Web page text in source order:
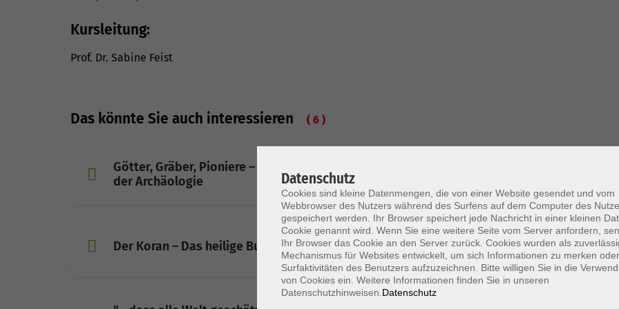
Kursleitung:
Prof. Dr. Sabine Feist
Das könnte Sie auch interessieren ( 6 )
Götter, Gräber, Pioniere – Die Faszination
der Archäologie
13,00€
Der Koran – Das heilige Buch im Alltag
Mi. 09.12.2026 18:00 , 1 Termin
Karlsruhe
10,00€
Datenschutz
Cookies sind kleine Datenmengen, die von einer Website gesendet und vom
Webbrowser des Nutzers während des Surfens auf dem Computer des
gespeichert werden. Ihr Browser speichert jede Nachricht in einer kleinen
Cookie genannt wird. Wenn Sie eine weitere Seite vom Server anfordern,
Ihr Browser das Cookie an den Server zurück. Cookies wurden als
Mechanismus für Websites entwickelt, um sich Informationen zu merken
Surfaktivitäten des Benutzers aufzuzeichnen. Bitte willigen Sie in die
von Cookies ein. Weitere Informationen finden Sie in unseren
Datenschutzhinweisen. Datenschutz